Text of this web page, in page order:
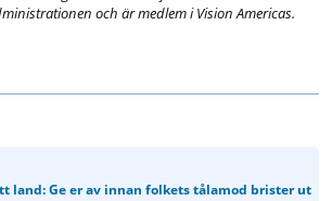
och är medlem i Vision Americas.
land: Ge er av innan folkets tålamod brister ut